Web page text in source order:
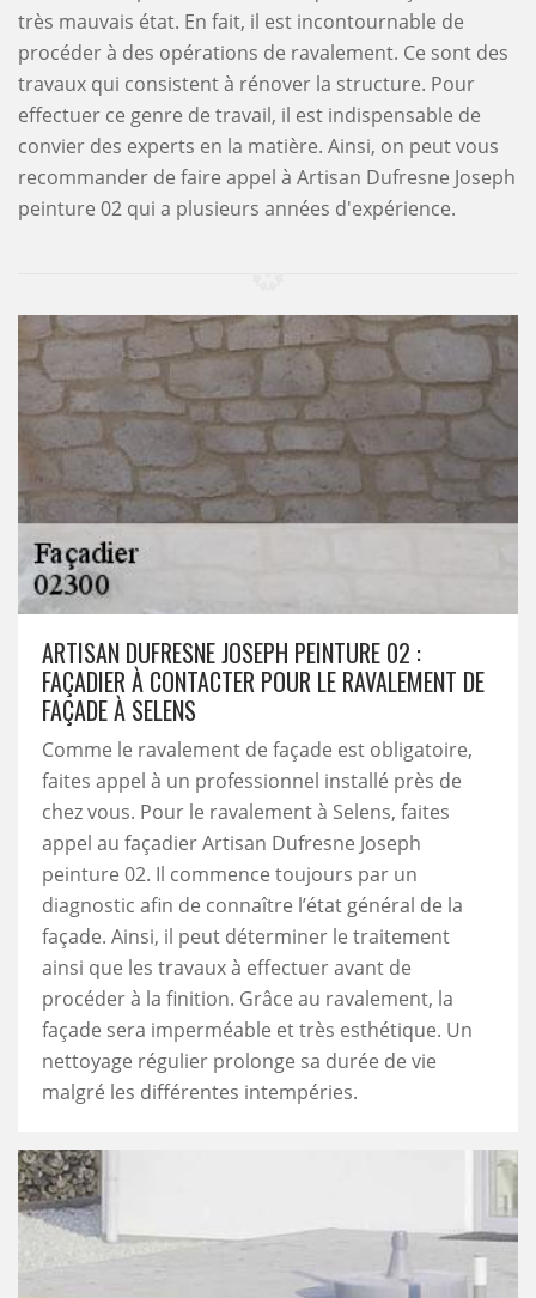
très mauvais état. En fait, il est incontournable de
procéder à des opérations de ravalement. Ce sont des
travaux qui consistent à rénover la structure. Pour
effectuer ce genre de travail, il est indispensable de
convier des experts en la matière. Ainsi, on peut vous
recommander de faire appel à Artisan Dufresne Joseph
peinture 02 qui a plusieurs années d'expérience.
ARTISAN DUFRESNE JOSEPH PEINTURE 02 :
FAÇADIER À CONTACTER POUR LE RAVALEMENT DE
FAÇADE À SELENS
Comme le ravalement de façade est obligatoire,
faites appel à un professionnel installé près de
chez vous. Pour le ravalement à Selens, faites
appel au façadier Artisan Dufresne Joseph
peinture 02. Il commence toujours par un
diagnostic afin de connaître l’état général de la
façade. Ainsi, il peut déterminer le traitement
ainsi que les travaux à effectuer avant de
procéder à la finition. Grâce au ravalement, la
façade sera imperméable et très esthétique. Un
nettoyage régulier prolonge sa durée de vie
malgré les différentes intempéries.